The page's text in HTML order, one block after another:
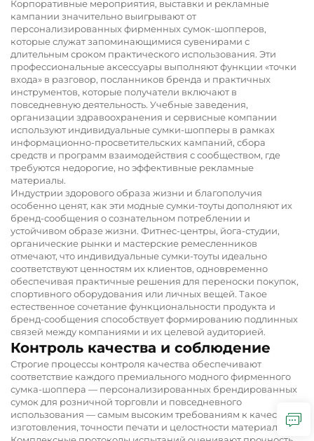
Корпоративные мероприятия, выставки и рекламные
кампании значительно выигрывают от
персонализированных фирменных сумок-шопперов,
которые служат запоминающимися сувенирами с
длительным сроком практического использования. Эти
профессиональные аксессуары выполняют функции «точки
входа» в разговор, посланников бренда и практичных
инструментов, которые получатели включают в
повседневную деятельность. Учебные заведения,
организации здравоохранения и сервисные компании
используют индивидуальные сумки-шопперы в рамках
информационно-просветительских кампаний, сбора
средств и программ взаимодействия с сообществом, где
требуются недорогие, но эффективные рекламные
материалы.
Индустрии здорового образа жизни и благополучия
особенно ценят, как эти модные сумки-тоуты дополняют их
бренд-сообщения о сознательном потреблении и
устойчивом образе жизни. Фитнес-центры, йога-студии,
органические рынки и мастерские ремесленников
отмечают, что индивидуальные сумки-тоуты идеально
соответствуют ценностям их клиентов, одновременно
обеспечивая практичные решения для переноски покупок,
спортивного оборудования или личных вещей. Такое
естественное сочетание функциональности продукта и
бренд-сообщения способствует формированию подлинных
связей между компаниями и их целевой аудиторией.
Контроль качества и соблюдение
Строгие процессы контроля качества обеспечивают
соответствие каждого премиального модного фирменного
сумка-шоппера — персонализированных брендированных
сумок для розничной торговли и повседневного
использования — самым высоким требованиям к качеству
изготовления, точности печати и целостности материалов.